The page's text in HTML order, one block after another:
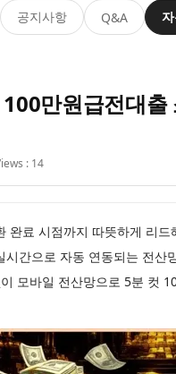
공지사항 Q&A
만원급전대출
: 14
완료 시점까지 따뜻하게 리
간으로 자동 연동되는 전
모바일 전산망으로 5분 컷